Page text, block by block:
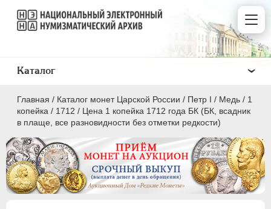
Главная / Каталог монет Царской России / Пeтр I / Медь / 1
копейка / 1712 / Цена 1 копейка 1712 года БК (БК, всадник
в плаще, все разновидности без отметки редкости)
Каталог
ПEТР I 1699 - 1725